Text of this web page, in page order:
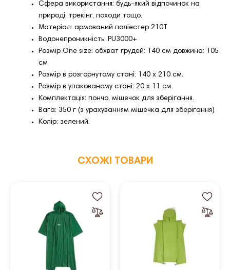
Сфера використання: будь-який відпочинок на
природі, трекінг, походи тощо.
Матеріал: армований поліестер 210T
Водонепроникність: PU3000+
Розмір One size: обхват грудей: 140 см довжина: 105
см
Розмір в розгорнутому стані: 140 х 210 см.
Розмір в упакованому стані: 20 х 11 см.
Комплектація: пончо, мішечок для зберігання.
Вага: 350 г (з урахуванням мішечка для зберігання)
Колір: зелений.
СХОЖІ ТОВАРИ